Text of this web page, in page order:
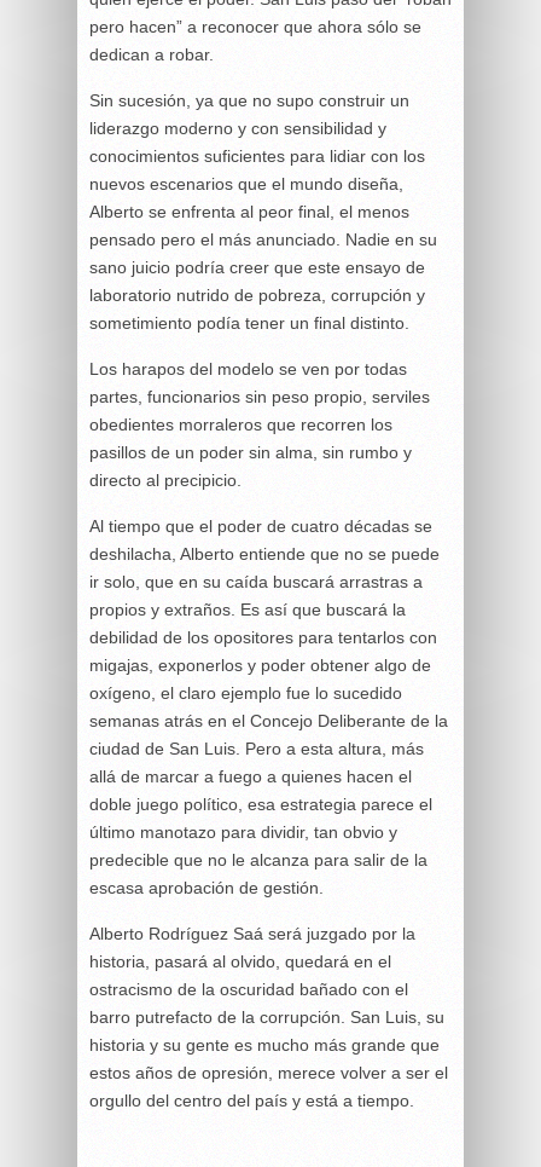
pero hacen” a reconocer que ahora sólo se
dedican a robar.
Sin sucesión, ya que no supo construir un
liderazgo moderno y con sensibilidad y
conocimientos suficientes para lidiar con los
nuevos escenarios que el mundo diseña,
Alberto se enfrenta al peor final, el menos
pensado pero el más anunciado. Nadie en su
sano juicio podría creer que este ensayo de
laboratorio nutrido de pobreza, corrupción y
sometimiento podía tener un final distinto.
Los harapos del modelo se ven por todas
partes, funcionarios sin peso propio, serviles
obedientes morraleros que recorren los
pasillos de un poder sin alma, sin rumbo y
directo al precipicio.
Al tiempo que el poder de cuatro décadas se
deshilacha, Alberto entiende que no se puede
ir solo, que en su caída buscará arrastras a
propios y extraños. Es así que buscará la
debilidad de los opositores para tentarlos con
migajas, exponerlos y poder obtener algo de
oxígeno, el claro ejemplo fue lo sucedido
semanas atrás en el Concejo Deliberante de la
ciudad de San Luis. Pero a esta altura, más
allá de marcar a fuego a quienes hacen el
doble juego político, esa estrategia parece el
último manotazo para dividir, tan obvio y
predecible que no le alcanza para salir de la
escasa aprobación de gestión.
Alberto Rodríguez Saá será juzgado por la
historia, pasará al olvido, quedará en el
ostracismo de la oscuridad bañado con el
barro putrefacto de la corrupción. San Luis, su
historia y su gente es mucho más grande que
estos años de opresión, merece volver a ser el
orgullo del centro del país y está a tiempo.